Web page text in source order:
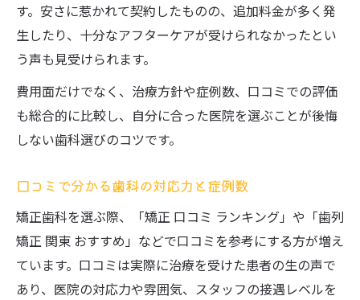
す。安さに惹かれて契約したものの、追加料金が多く発
生したり、十分なアフターケアが受けられなかったとい
う声も見受けられます。
費用面だけでなく、治療方針や症例数、口コミでの評価
も総合的に比較し、自分に合った医院を選ぶことが後悔
しない歯科選びのコツです。
口コミで分かる歯科の対応力と症例数
矯正歯科を選ぶ際、「矯正 口コミ ランキング」や「歯列
矯正 関東 おすすめ」などで口コミを参考にする方が増え
ています。口コミは実際に治療を受けた患者の生の声で
あり、医院の対応力や雰囲気、スタッフの接遇レベルを